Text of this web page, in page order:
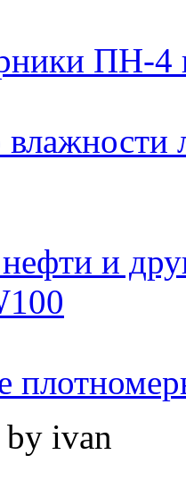
ПН-
и
by ivan